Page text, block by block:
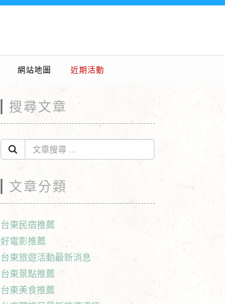
網站地圖 近期活動
搜尋文章
文章分類
台東民宿推薦
好電影推薦
台東旅遊活動最新消息
台東景點推薦
台東美食推薦